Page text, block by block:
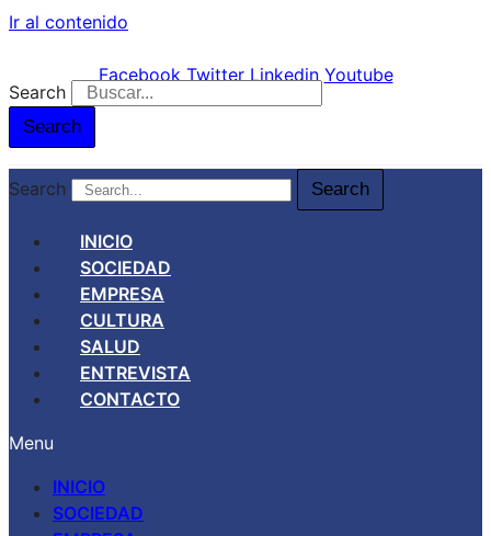
Ir al contenido
Facebook Twitter Linkedin Youtube
Search
Search
Search Search
INICIO
SOCIEDAD
EMPRESA
CULTURA
SALUD
ENTREVISTA
CONTACTO
Menu
INICIO
SOCIEDAD